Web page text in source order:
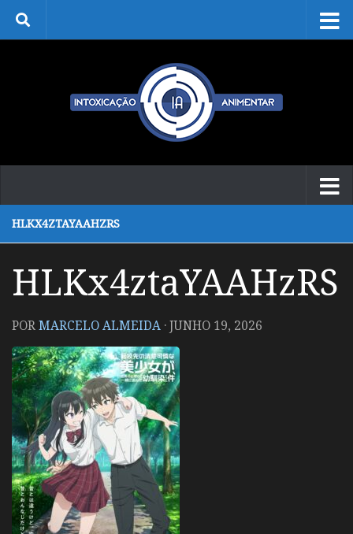
Skip to content
HLKX4ZTAYAAHZRS
HLKx4ztaYAAHzRS
PORMARCELO ALMEIDA ·JUNHO 19, 2026